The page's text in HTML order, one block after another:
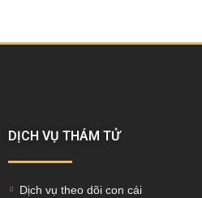
DỊCH VỤ THÁM TỬ
Dịch vụ theo dõi con cái